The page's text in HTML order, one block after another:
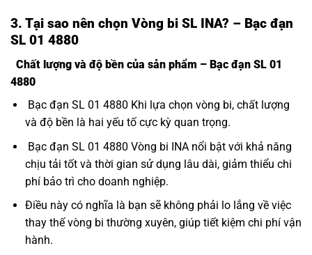
3. Tại sao nên chọn Vòng bi SL INA? – Bạc đạn
SL 01 4880
Chất lượng và độ bền của sản phẩm – Bạc đạn SL 01
4880
Bạc đạn SL 01 4880 Khi lựa chọn vòng bi, chất lượng
và độ bền là hai yếu tố cực kỳ quan trọng.
Bạc đạn SL 01 4880 Vòng bi INA nổi bật với khả năng
chịu tải tốt và thời gian sử dụng lâu dài, giảm thiểu chi
phí bảo trì cho doanh nghiệp.
Điều này có nghĩa là bạn sẽ không phải lo lắng về việc
thay thế vòng bi thường xuyên, giúp tiết kiệm chi phí vận
hành.